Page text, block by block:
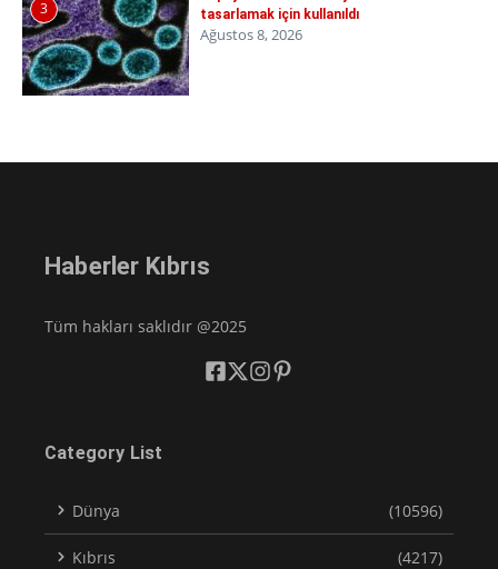
3
tasarlamak için kullanıldı
Ağustos 8, 2026
Haberler Kıbrıs
Tüm hakları saklıdır @2025
Category List
Dünya (10596)
Kıbrıs (4217)